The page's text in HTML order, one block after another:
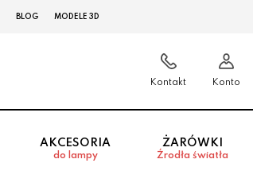
BLOG MODELE 3D
Kontakt Konto
AKCESORIA
do lampy
ŻARÓWKI
Źrodła światła